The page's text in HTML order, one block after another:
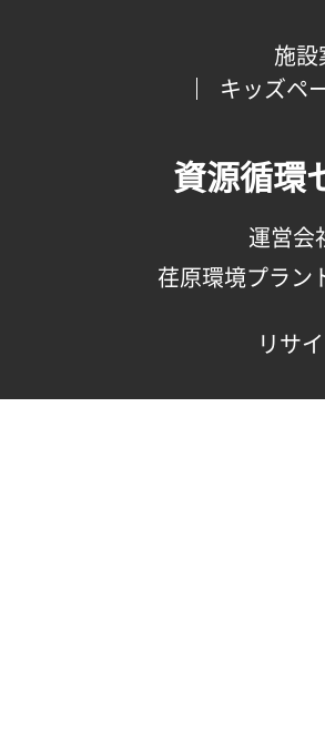
施設
キッズペ
資源循環
運営会
荏原環境プラ
リサ